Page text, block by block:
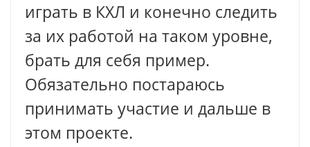
играть в КХЛ и конечно следить
за их работой на таком уровне,
брать для себя пример.
Обязательно постараюсь
принимать участие и дальше в
этом проекте.